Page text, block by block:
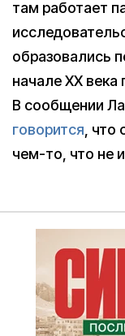
там работает
образовались
начале XX
В сообщении
говорится, что
чем-то, что не